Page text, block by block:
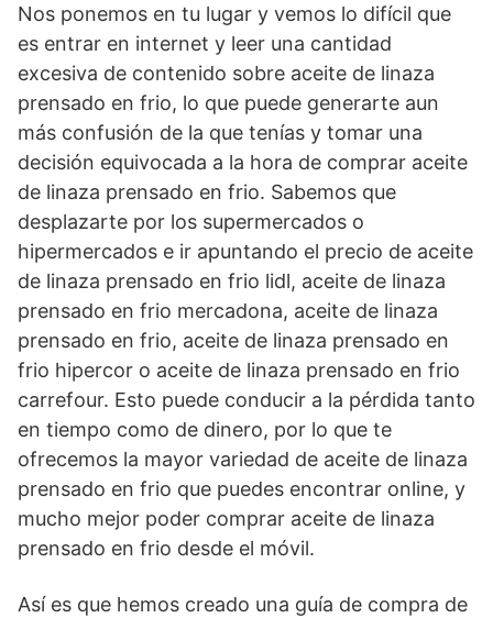
Nos ponemos en tu lugar y vemos lo difícil que
es entrar en internet y leer una cantidad
excesiva de contenido sobre aceite de linaza
prensado en frio, lo que puede generarte aun
más confusión de la que tenías y tomar una
decisión equivocada a la hora de comprar aceite
de linaza prensado en frio. Sabemos que
desplazarte por los supermercados o
hipermercados e ir apuntando el precio de aceite
de linaza prensado en frio lidl, aceite de linaza
prensado en frio mercadona, aceite de linaza
prensado en frio, aceite de linaza prensado en
frio hipercor o aceite de linaza prensado en frio
carrefour. Esto puede conducir a la pérdida tanto
en tiempo como de dinero, por lo que te
ofrecemos la mayor variedad de aceite de linaza
prensado en frio que puedes encontrar online, y
mucho mejor poder comprar aceite de linaza
prensado en frio desde el móvil.
Así es que hemos creado una guía de compra de